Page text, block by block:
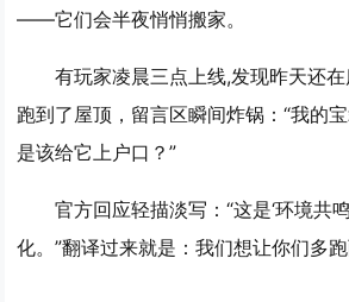
——它们会半夜悄悄搬家。
有玩家凌晨三点上线,发现昨天还
跑到了屋顶，留言区瞬间炸锅：“我的
是该给它上户口？”
官方回应轻描淡写：“这是‘环境共
化。”翻译过来就是：我们想让你们多跑